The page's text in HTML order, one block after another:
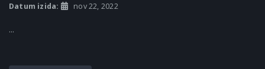
Datum izida: nov 22, 2022
...